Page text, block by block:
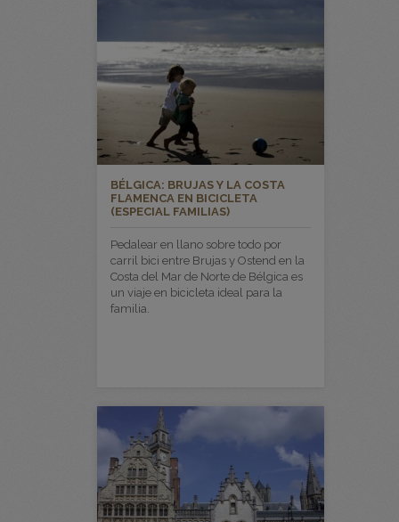
BÉLGICA: BRUJAS Y LA COSTA
FLAMENCA EN BICICLETA
(ESPECIAL FAMILIAS)
Pedalear en llano sobre todo por
carril bici entre Brujas y Ostend en la
Costa del Mar de Norte de Bélgica es
un viaje en bicicleta ideal para la
familia.